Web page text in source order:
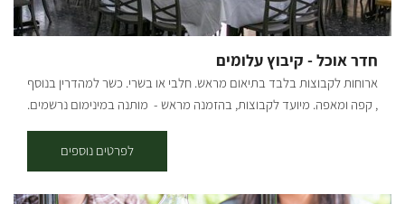
חדר אוכל - קיבוץ עלומים
ארוחות לקבוצות בלבד בתיאום מראש. חלבי או בשרי. כשר למהדרין בנוסף
, קפה ומאפה. מיועד לקבוצות, בהזמנה מראש - מותנה במינימום נרשמים.
לפרטים נוספים